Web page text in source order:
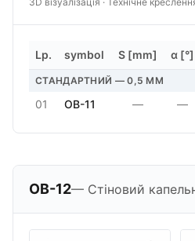
Lp. symbol S [mm] α [°]
СТАНДАРТНИЙ — 0,5 MM
01 OB-11 — —
OB-12— Стіновий